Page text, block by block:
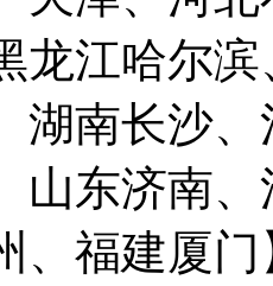
龙江哈尔
湖南长沙
山东济南
、福建厦门